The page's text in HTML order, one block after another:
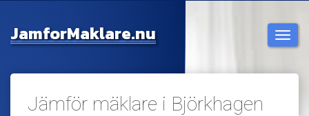
JamforMaklare.nu
Jämför mäklare i Björkhagen